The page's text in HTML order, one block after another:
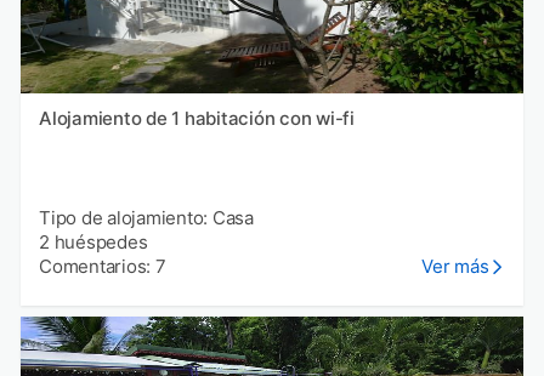
Alojamiento de 1 habitación con wi-fi
Tipo de alojamiento: Casa
2 huéspedes
Comentarios: 7
Ver más